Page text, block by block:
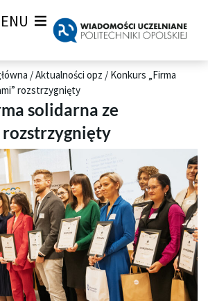
/Aktualności opz / Konkurs „Firma
rozstrzygnięty
solidarna ze